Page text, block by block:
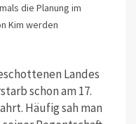
die Planung im
Kim werden
Landes
schon am 17.
Häufig sah man